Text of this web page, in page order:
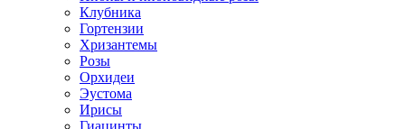
Клубника
Гортензии
Хризантемы
Розы
Орхидеи
Эустома
Ирисы